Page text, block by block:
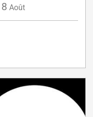
8 Août